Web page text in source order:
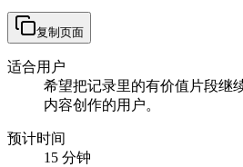
复制页面
适合用户
希望把记录里的有价值片段继
内容创作的用户。
预计时间
15 分钟